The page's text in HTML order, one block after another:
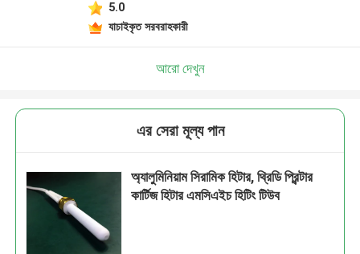
5.0
যাচাইকৃত সরবরাহকারী
আরো দেখুন
এর সেরা মূল্য পান
অ্যালুমিনিয়াম সিরামিক হিটার, থ্রিডি প্রিন্টার
কার্টিজ হিটার এমসিএইচ হিটিং টিউব